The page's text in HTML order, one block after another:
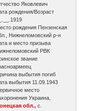
Яковлевич
рождения/Возраст
рождения Пензенская
Нижнеломовский р-н
и место призыва
РВК
звание
выбытия погиб
выбытия 11.09.1943
место
Украина,
обл., с.